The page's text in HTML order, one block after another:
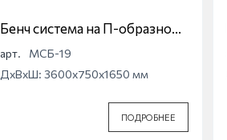
Бенч система на П-образной
опоре Магна МСБ-19
арт.
МСБ-19
ДхВхШ: 3600x750x1650 мм
ПОДРОБНЕЕ